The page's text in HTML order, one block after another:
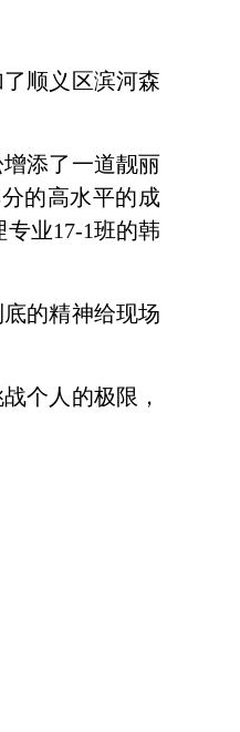
顺义区滨河森
添了一道靓丽
分的高水平的成
专业17-1班的韩
的精神给现场
个人的极限，